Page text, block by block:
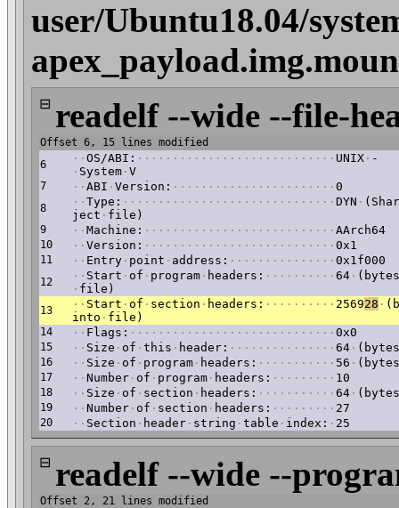
user/Ubuntu18.04/
⊟ readelf --wide --file-
Offset 6, 15 lines modified
6
· · OS/ABI: · · · · · · · · · · · · · · · · · · · · · · · · · · · · UNIX · -
· System · V
7 · · ABI · Version: · · · · · · · · · · · · · · · · · · · · · · · 0
8 · · Type: · · · · · · · · · · · · · · · · · · · · · · · · · · · · · · DYN ·
ject · file)
9 · · Machine: · · · · · · · · · · · · · · · · · · · · · · · · · · · AArch64
10 · · Version: · · · · · · · · · · · · · · · · · · · · · · · · · · · 0x1
11 · · Entry · point · address: · · · · · · · · · · · · · · · 0x1f000
12 · · Start · of · program · headers: · · · · · · · · · · 64 · (bytes
· file)
13 · · Start · of · section · headers: · · · · · · · · · · 256928 ·
into · file)
14 · · Flags: · · · · · · · · · · · · · · · · · · · · · · · · · · · · · 0x0
15 · · Size · of · this · header: · · · · · · · · · · · · · · · 64 ·
16 · · Size · of · program · headers: · · · · · · · · · · · 56 ·
17 · · Number · of · program · headers: · · · · · · · · · 10
18 · · Size · of · section · headers: · · · · · · · · · · · 64 ·
19 · · Number · of · section · headers: · · · · · · · · · 27
20 · · Section · header · string · table · index: · 25
⊟ readelf --wide --
Offset 2, 21 lines modified